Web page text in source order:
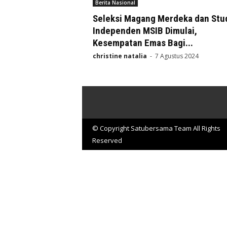
Berita Nasional
Seleksi Magang Merdeka dan
Independen MSIB Dimulai,
Kesempatan Emas Bagi...
christine natalia - 7 Agustus 2024
© Copyright Satubersama Team All Rights
Reserved